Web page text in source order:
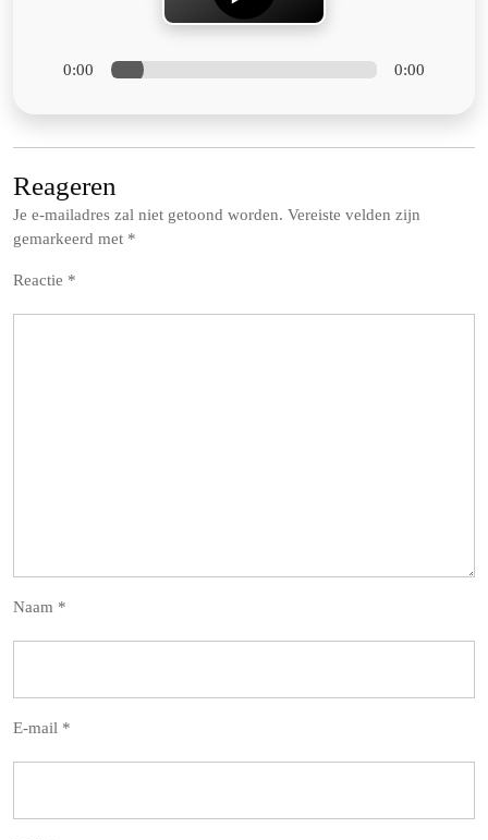
0:00 0:00
Reageren
Je e-mailadres zal niet getoond worden. Vereiste velden zijn
gemarkeerd met *
Reactie *
Naam *
E-mail *